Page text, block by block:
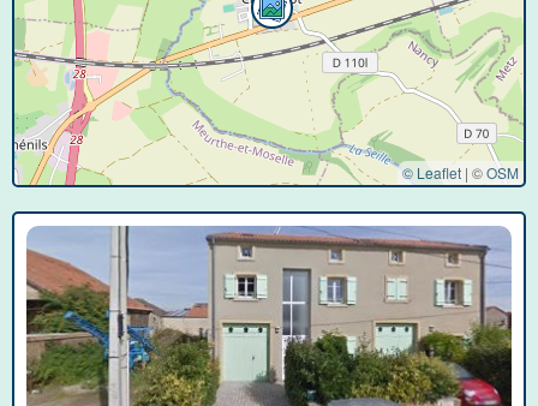
© Leaflet | ©OSM